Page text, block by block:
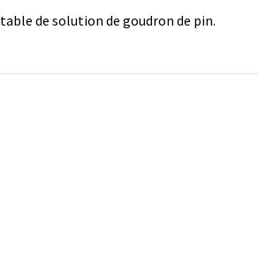
de solution de goudron de pin.